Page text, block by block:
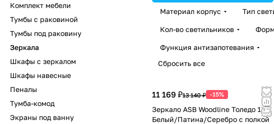
Материал корпус Тип
Кол-во светильников
Функция антизапотевания
Сбросить все
11 169 ₽13 140 ₽ -15%
Зеркало ASB Woodline Толедо 105
Белый/Патина/Серебро с полкой
Комплект мебели
Тумбы с раковиной
Тумбы под раковину
Зеркала
Шкафы с зеркалом
Шкафы навесные
Пеналы
Тумба-комод
Экраны под ванну